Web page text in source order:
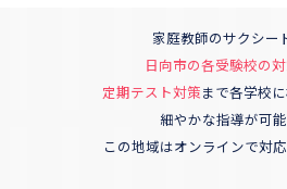
家庭教師のサクシー
日向市の各受験校の
定期テスト対策まで各学校
細やかな指導が可能
この地域はオンラインで対応